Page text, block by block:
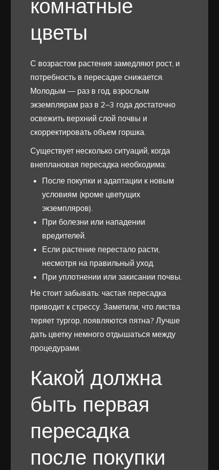
комнатные
цветы
С возрастом растения замедляют рост, и
потребность в пересадке снижается.
Молодым — раз в год, взрослым
экземплярам раз в 2–3 года достаточно
освежить верхний слой почвы и
скорректировать объем горшка.
Существует несколько ситуаций, когда
внеплановая пересадка необходима:
После покупки и адаптации к новым
условиям (кроме цветущих
экземпляров).
При болезни или нападении
вредителей.
Если растение перестало расти,
несмотря на правильный уход.
При уплотнении или закисании почвы.
Не стоит забывать: частая пересадка
приводит к стрессу. Заметили, что листва
теряет тургор, появляются пятна? Лучше
дать цветку немного отдышаться между
процедурами.
Какой должна
быть первая
пересадка
после покупки